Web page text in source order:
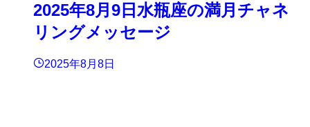
2025年8月9日水瓶座の満月チャネ
リングメッセージ
2025年8月8日